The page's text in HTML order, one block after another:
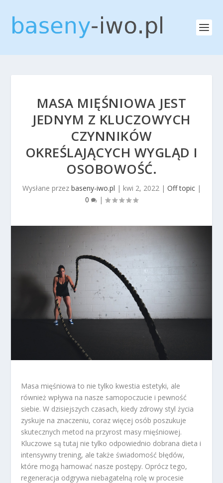
MASA MIĘŚNIOWA JEST
JEDNYM Z KLUCZOWYCH
CZYNNIKÓW
OKREŚLAJĄCYCH WYGLĄD I
OSOBOWOŚĆ.
Wysłane przez baseny-iwo.pl | kwi 2, 2022| Off topic|
0
|
Masa mięśniowa to nie tylko kwestia estetyki, ale
również wpływa na nasze samopoczucie i pewność
siebie. W dzisiejszych czasach, kiedy zdrowy styl życia
zyskuje na znaczeniu, coraz więcej osób poszukuje
skutecznych metod na przyrost masy mięśniowej.
Kluczowe są tutaj nie tylko odpowiednio dobrana dieta i
intensywny trening, ale także świadomość błędów,
które mogą hamować nasze postępy. Oprócz tego,
regeneracja odgrywa niebagatelną rolę w procesie